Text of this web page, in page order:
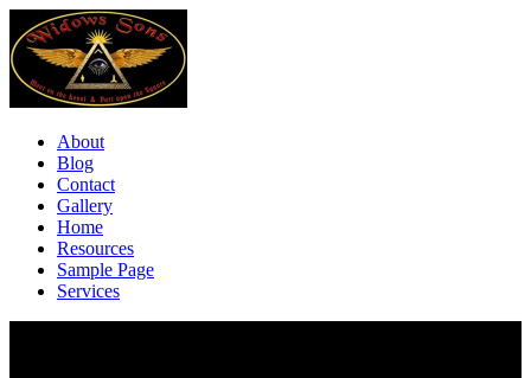
About
Blog
Contact
Gallery
Home
Resources
Sample Page
Services